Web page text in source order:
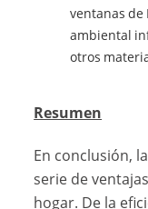
ventanas de
ambiental
otros
Resumen
En conclusión,
serie de
hogar. De la